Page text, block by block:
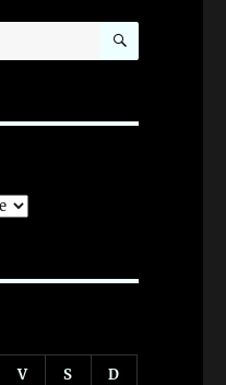
V S D